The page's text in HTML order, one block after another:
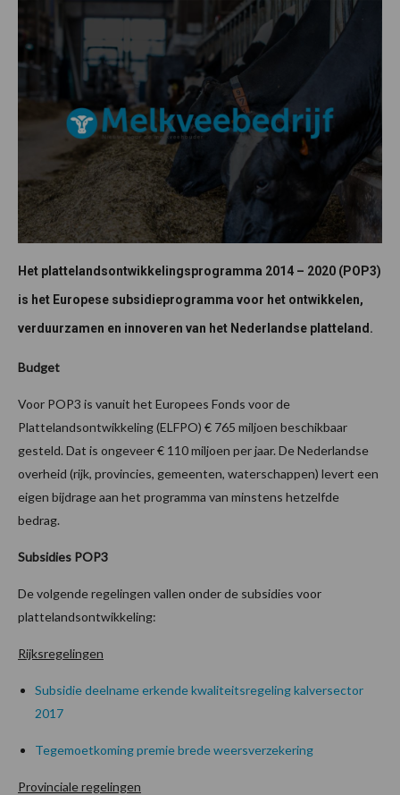
Het plattelandsontwikkelingsprogramma 2014 – 2020 (POP3)
is het Europese subsidieprogramma voor het ontwikkelen,
verduurzamen en innoveren van het Nederlandse platteland.
Budget
Voor POP3 is vanuit het Europees Fonds voor de
Plattelandsontwikkeling (ELFPO) € 765 miljoen beschikbaar
gesteld. Dat is ongeveer € 110 miljoen per jaar. De Nederlandse
overheid (rijk, provincies, gemeenten, waterschappen) levert een
eigen bijdrage aan het programma van minstens hetzelfde
bedrag.
Subsidies POP3
De volgende regelingen vallen onder de subsidies voor
plattelandsontwikkeling:
Rijksregelingen
Subsidie deelname erkende kwaliteitsregeling kalversector
2017
Tegemoetkoming premie brede weersverzekering
Provinciale regelingen